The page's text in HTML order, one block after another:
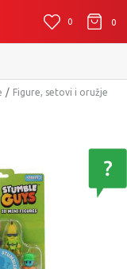
0 0
Figure, setovi i oružje